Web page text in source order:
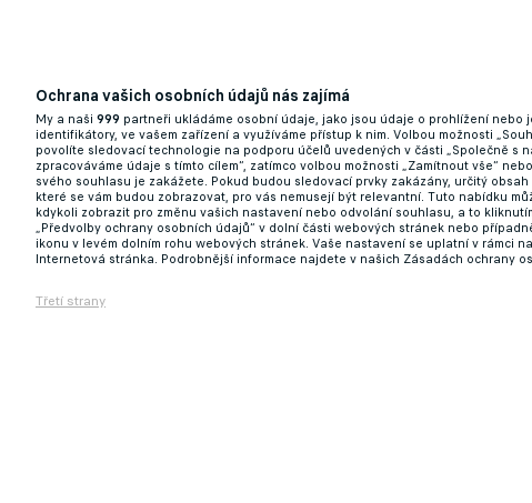
Ochrana vašich osobních údajů nás zajímá
My a naši 999 partneři ukládáme osobní údaje, jako jsou údaje o prohlížení nebo
identifikátory, ve vašem zařízení a využíváme přístup k nim. Volbou možnosti
povolíte sledovací technologie na podporu účelů uvedených v části „Společně s
zpracováváme údaje s tímto cílem“, zatímco volbou možnosti „Zamítnout vše“
svého souhlasu je zakážete. Pokud budou sledovací prvky zakázány, určitý obsah
které se vám budou zobrazovat, pro vás nemusejí být relevantní. Tuto nabídku
kdykoli zobrazit pro změnu vašich nastavení nebo odvolání souhlasu, a to
„Předvolby ochrany osobních údajů“ v dolní části webových stránek nebo
ikonu v levém dolním rohu webových stránek. Vaše nastavení se uplatní v rámci
Internetová stránka. Podrobnější informace najdete v našich Zásadách ochrany
Třetí strany